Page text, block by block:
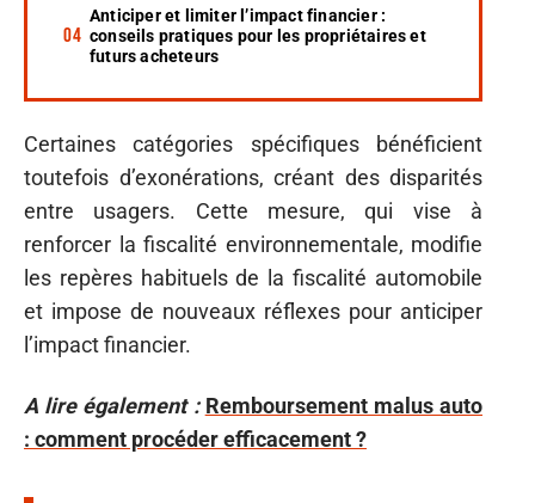
Anticiper et limiter l’impact financier :
conseils pratiques pour les propriétaires et
futurs acheteurs
Certaines catégories spécifiques bénéficient
toutefois d’exonérations, créant des disparités
entre usagers. Cette mesure, qui vise à
renforcer la fiscalité environnementale, modifie
les repères habituels de la fiscalité automobile
et impose de nouveaux réflexes pour anticiper
l’impact financier.
A lire également : Remboursement malus auto
: comment procéder efficacement ?